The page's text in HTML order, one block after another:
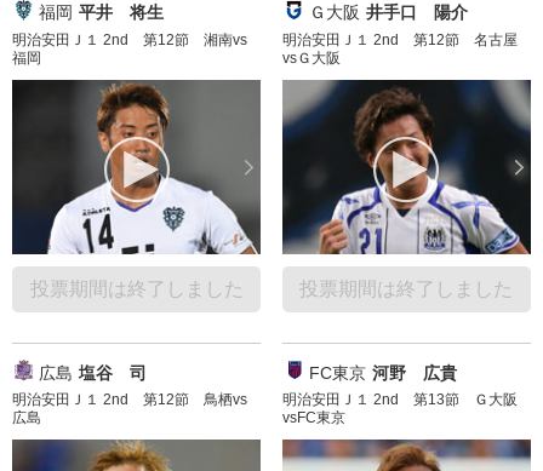
福岡 平井 将生
明治安田Ｊ１ 2nd 第12節 湘南vs
福岡
投票期間は終了しました
Ｇ大阪 井手口 陽介
明治安田Ｊ１ 2nd 第12節 名古屋
vsＧ大阪
投票期間は終了しました
広島 塩谷 司
明治安田Ｊ１ 2nd 第12節 鳥栖vs
広島
FC東京 河野 広貴
明治安田Ｊ１ 2nd 第13節 Ｇ大阪
vsFC東京